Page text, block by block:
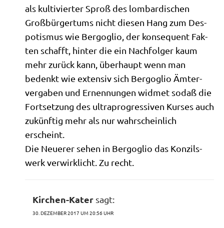
als kul­ti­vier­ter Sproß des lom­bar­di­schen
Groß­bür­ger­tums nicht die­sen Hang zum Des­
po­tis­mus wie Berg­o­glio, der kon­se­quent Fak­
ten schafft, hin­ter die ein Nach­fol­ger kaum
mehr zurück kann, über­haupt wenn man
bedenkt wie exten­siv sich Berg­o­glio Ämter­
ver­ga­ben und Ernen­nun­gen wid­met sodaß die
Fort­set­zung des ultra­pro­gres­si­ven Kur­ses auch
zukünf­tig mehr als nur wahr­schein­lich
erscheint.
Die Neue­rer sehen in Berg­o­glio das Kon­zils­
werk ver­wirk­licht. Zu recht.
Kirchen-Kater sagt:
30. DEZEMBER 2017 UM 20:56 UHR